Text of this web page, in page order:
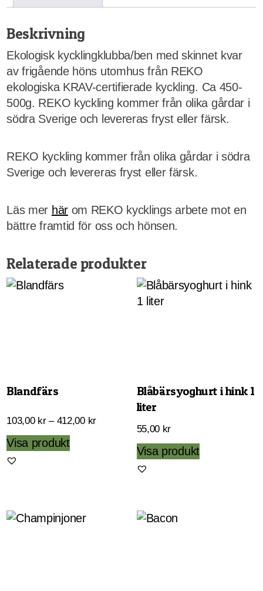
Beskrivning
Ekologisk kycklingklubba/ben med skinnet kvar
av frigående höns utomhus från REKO
ekologiska KRAV-certifierade kyckling. Ca 450-
500g. REKO kyckling kommer från olika gårdar i
södra Sverige och levereras fryst eller färsk.
REKO kyckling kommer från olika gårdar i södra
Sverige och levereras fryst eller färsk.
Läs mer härom REKO kycklings arbete mot en
bättre framtid för oss och hönsen.
Relaterade produkter
Blandfärs
103,00 kr – 412,00 krPrisintervall:
Visa produktDen
varianter.
Blåbärsyoghurt i hink 1
liter
55,00 kr
Visa produkt